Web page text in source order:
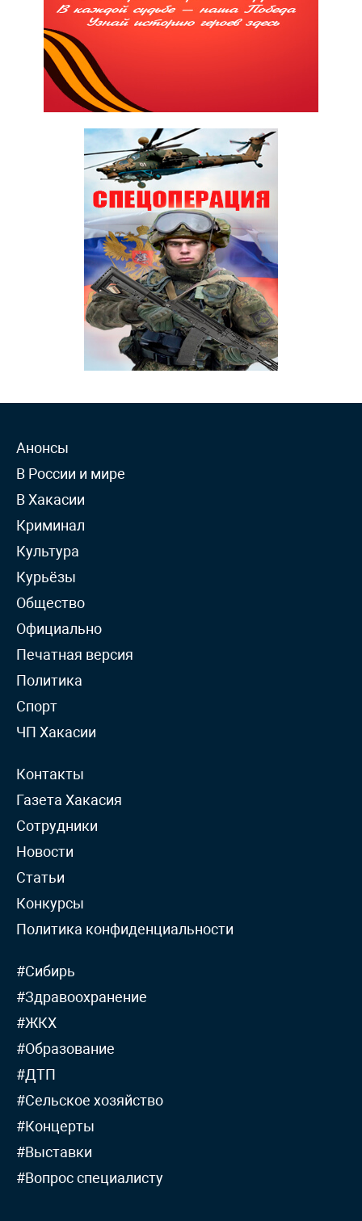
Анонсы
В России и мире
В Хакасии
Криминал
Культура
Курьёзы
Общество
Официально
Печатная версия
Политика
Спорт
ЧП Хакасии
Контакты
Газета Хакасия
Сотрудники
Новости
Статьи
Конкурсы
Политика конфиденциальности
#Сибирь
#Здравоохранение
#ЖКХ
#Образование
#ДТП
#Сельское хозяйство
#Концерты
#Выставки
#Вопрос специалисту